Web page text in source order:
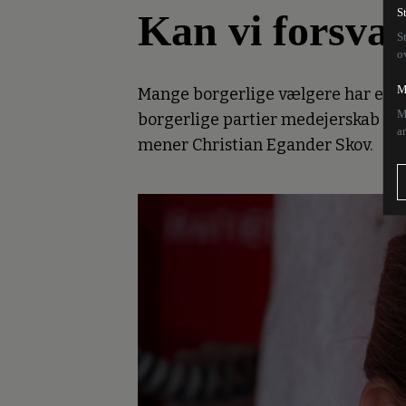
Kan vi
Mange borgerlige vælgere har en
borgerlige partier medejerskab
mener Christian Egander Skov.